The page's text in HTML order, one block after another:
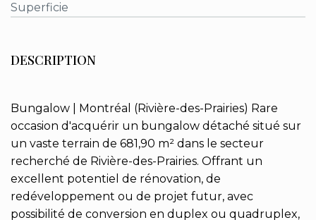
Superficie
DESCRIPTION
Bungalow | Montréal (Rivière-des-Prairies) Rare
occasion d'acquérir un bungalow détaché situé sur
un vaste terrain de 681,90 m² dans le secteur
recherché de Rivière-des-Prairies. Offrant un
excellent potentiel de rénovation, de
redéveloppement ou de projet futur, avec
possibilité de conversion en duplex ou quadruplex,